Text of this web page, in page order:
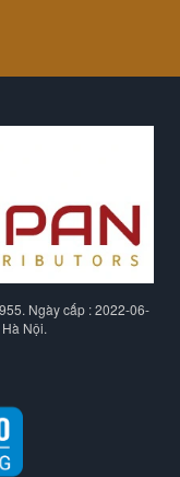
Ngày cấp : 2022-06-
Nội.